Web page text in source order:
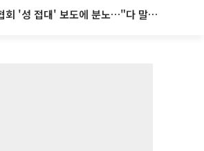
박문성, 축구협회 '성 접대' 보도에 분노…"다 말아먹으려고 작정했나"